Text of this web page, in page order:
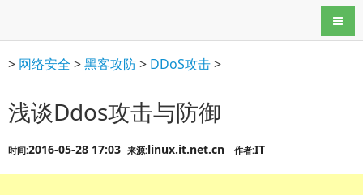
导航
> 网络安全 >黑客攻防> DDoS攻击>
浅谈Ddos攻击与防御
时间:2016-05-28 17:03 来源:linux.it.net.cn 作者:IT